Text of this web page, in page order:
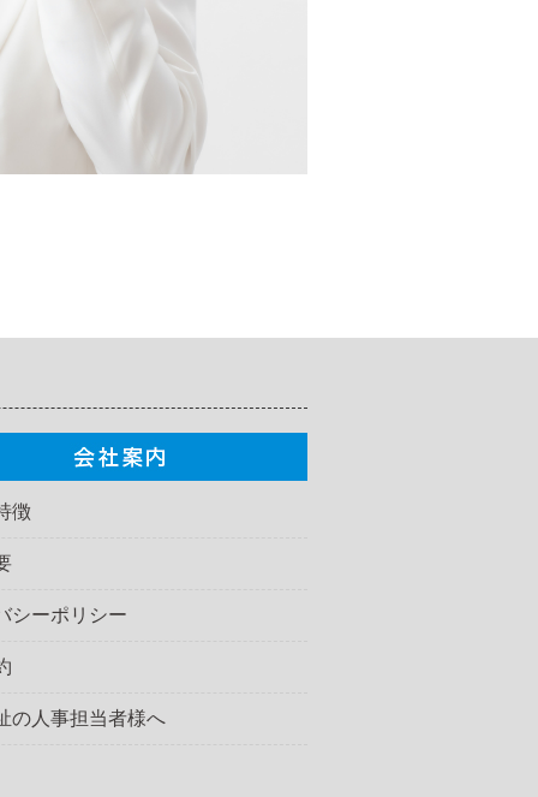
徴
シーポリシー
の人事担当者様へ